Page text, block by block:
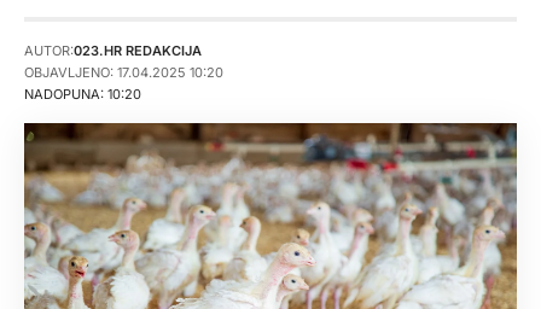
NADOPUNA: 10:20
AUTOR:023.HR REDAKCIJA
OBJAVLJENO: 17.04.2025 10:20